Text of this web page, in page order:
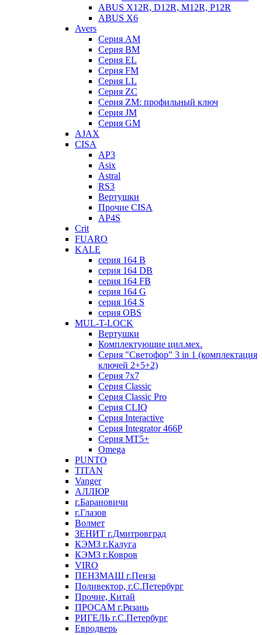
ABUS X12R, D12R, M12R, P12R
ABUS X6
Avers
Серия AM
Серия BM
Серия EL
Серия FM
Серия LL
Серия ZC
Серия ZM: профильный ключ
Серия JM
Серия GM
AJAX
CISA
AP3
Asix
Astral
RS3
Вертушки
Прочие CISA
AP4S
Crit
FUARO
KALE
серия 164 B
серия 164 DB
серия 164 FB
серия 164 G
серия 164 S
серия OBS
MUL-T-LOCK
Вертушки
Комплектующие цил.мех.
Серия "Светофор" 3 in 1 (комплектация
ключей 2+5+2)
Серия 7х7
Серия Classic
Серия Classic Pro
Серия CLIQ
Серия Interactive
Серия Integrator 466P
Серия MT5+
Omega
PUNTO
TITAN
Vanger
АЛЛЮР
г.Барановичи
г.Глазов
Волмет
ЗЕНИТ г.Дмитровград
КЭМЗ г.Калуга
КЭМЗ г.Ковров
VIRO
ПЕНЗМАШ г.Пенза
Поливектор, г.С.Петербург
Прочие, Китай
ПРОСАМ г.Рязань
РИГЕЛЬ г.С.Петербург
Евродверь